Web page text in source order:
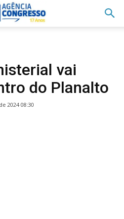
vai
do Planalto
2024 08:30